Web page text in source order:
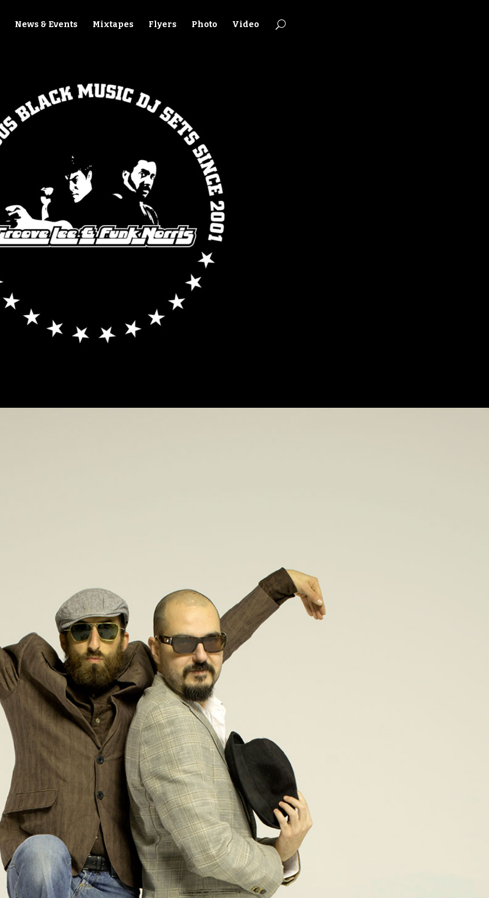
News & Events Mixtapes Flyers Photo Video